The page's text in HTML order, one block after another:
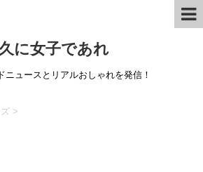
に女子であれ
ニュースとリアルおしゃれを発信！
>